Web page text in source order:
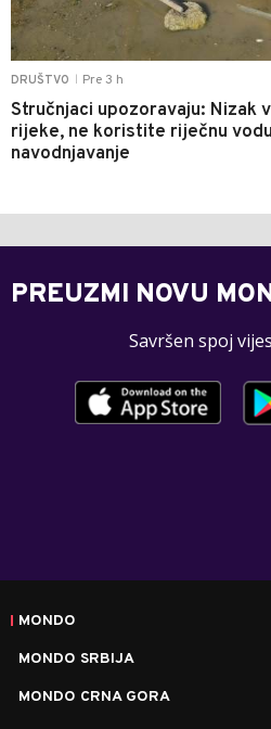
DRUŠTVO Pre 3 h
Stručnjaci upozoravaju: Nizak
rijeke, ne koristite riječnu
navodnjavanje
PREUZMI NOVU
Savršen spoj
MONDO
MONDO SRBIJA
MONDO CRNA GORA